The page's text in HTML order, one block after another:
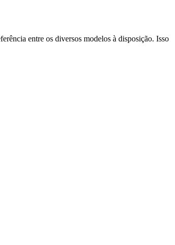
entre os diversos modelos à disposição. Isso